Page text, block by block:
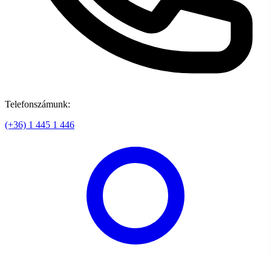
Telefonszámunk:
(+36) 1 445 1 446